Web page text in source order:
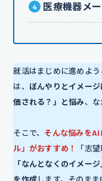
医療機器メ
就活はまじめに進めよ
は、 ぼんやりとイメー
価される？」と悩み、
そこで、 そんな悩みをAI
ル」がおすすめ！
「志
「なんとなくのイメー